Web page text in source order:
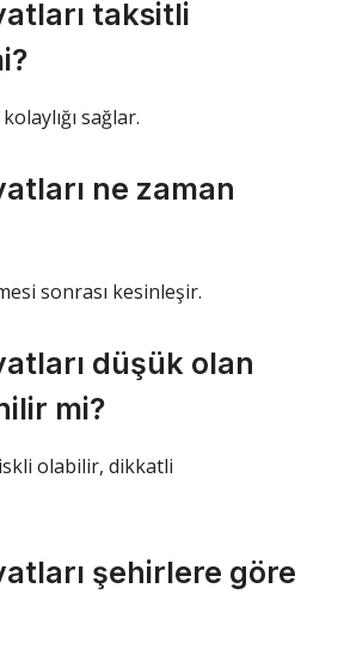
taksitli
sağlar.
ne zaman
sonrası kesinleşir.
düşük olan
mi?
olabilir, dikkatli
şehirlere göre